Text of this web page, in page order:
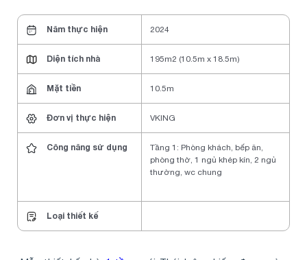
Năm thực hiện 2024
Diện tích nhà 195m2 (10.5m x 18.5m)
Mặt tiền 10.5m
Đơn vị thực hiện VKING
Công năng sử dụng
Tầng 1: Phòng khách, bếp ăn,
phòng thờ, 1 ngủ khép kín, 2 ngủ
thường, wc chung
Loại thiết kế